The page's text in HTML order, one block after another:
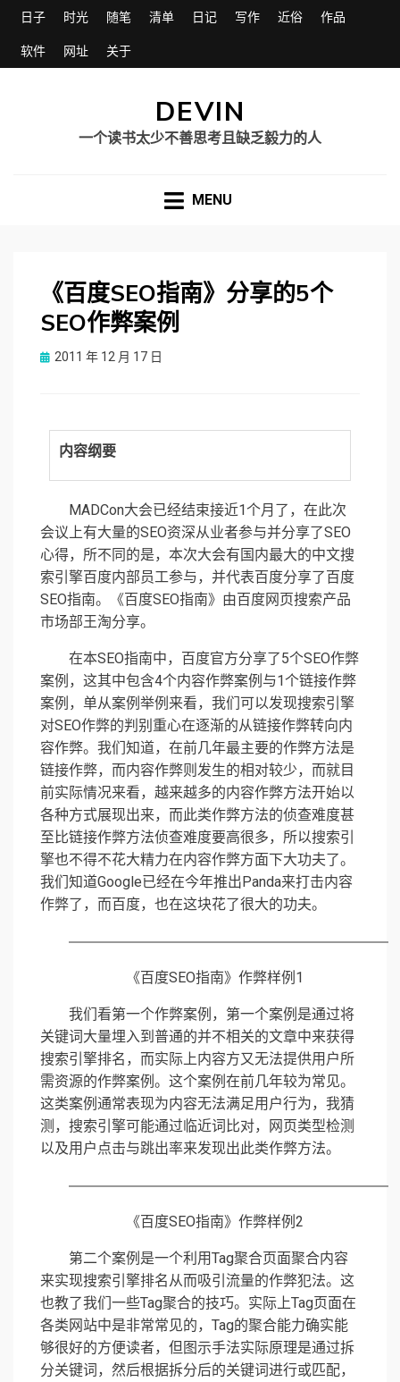
日子 时光 随笔 清单 日记 写作 近俗 作品
软件 网址 关于
DEVIN
一个读书太少不善思考且缺乏毅力的人
MENU
《百度SEO指南》分享的5个
SEO作弊案例
Posted
2011 年 12 月 17 日
内容纲要
MADCon大会已经结束接近1个月了，在此次
会议上有大量的SEO资深从业者参与并分享了SEO
心得，所不同的是，本次大会有国内最大的中文搜
索引擎百度内部员工参与，并代表百度分享了百度
SEO指南。《百度SEO指南》由百度网页搜索产品
市场部王淘分享。
在本SEO指南中，百度官方分享了5个SEO作弊
案例，这其中包含4个内容作弊案例与1个链接作弊
案例，单从案例举例来看，我们可以发现搜索引擎
对SEO作弊的判别重心在逐渐的从链接作弊转向内
容作弊。我们知道，在前几年最主要的作弊方法是
链接作弊，而内容作弊则发生的相对较少，而就目
前实际情况来看，越来越多的内容作弊方法开始以
各种方式展现出来，而此类作弊方法的侦查难度甚
至比链接作弊方法侦查难度要高很多，所以搜索引
擎也不得不花大精力在内容作弊方面下大功夫了。
我们知道Google已经在今年推出Panda来打击内容
作弊了，而百度，也在这块花了很大的功夫。
《百度SEO指南》作弊样例1
我们看第一个作弊案例，第一个案例是通过将
关键词大量埋入到普通的并不相关的文章中来获得
搜索引擎排名，而实际上内容方又无法提供用户所
需资源的作弊案例。这个案例在前几年较为常见。
这类案例通常表现为内容无法满足用户行为，我猜
测，搜索引擎可能通过临近词比对，网页类型检测
以及用户点击与跳出率来发现出此类作弊方法。
《百度SEO指南》作弊样例2
第二个案例是一个利用Tag聚合页面聚合内容
来实现搜索引擎排名从而吸引流量的作弊犯法。这
也教了我们一些Tag聚合的技巧。实际上Tag页面在
各类网站中是非常常见的，Tag的聚合能力确实能
够很好的方便读者，但图示手法实际原理是通过拆
分关键词，然后根据拆分后的关键词进行或匹配，